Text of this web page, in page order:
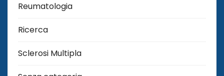
Reumatologia
Ricerca
Sclerosi Multipla